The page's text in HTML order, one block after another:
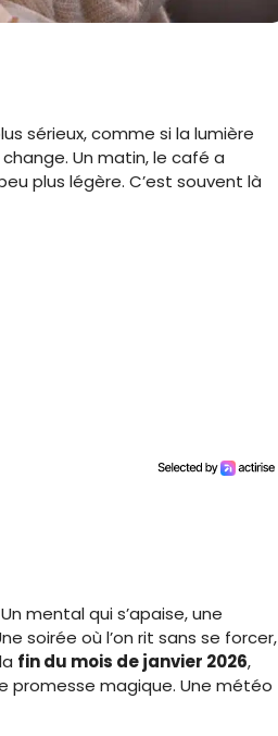
sérieux, comme si la lumière
Un matin, le café a
plus légère. C’est souvent là
mental qui s’apaise, une
soirée où l’on rit sans se forcer,
fin du mois de janvier 2026,
promesse magique. Une météo